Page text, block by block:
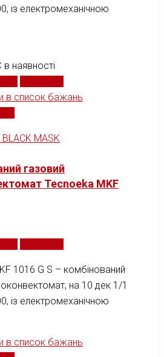
із електромеханічною
в наявності
в список бажань
MASK
газовий
Tecnoeka MKF
1016 G S – комбінований
на 10 дек 1/1
із електромеханічною
в список бажань